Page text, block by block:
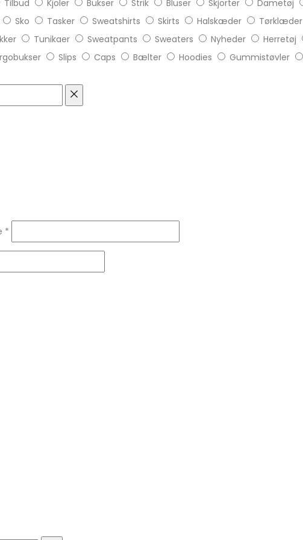
Tilbud Kjoler Bukser Strik Bluser Skjorter Dametøj
Sko Tasker Sweatshirts Skirts Halskæder Tørklæder
Tunikaer Sweatpants Sweaters Nyheder Herretøj
Slips Caps Bælter Hoodies Gummistøvler
*